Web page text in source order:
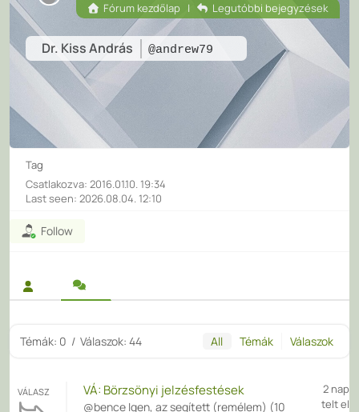
Dr. Kiss András @andrew79
Fórum kezdőlap| Legutóbbi bejegyzések
Tag
Csatlakozva: 2016.01.10. 19:34
Last seen: 2026.08.04. 12:10
Follow
Témák: 0 / Válaszok: 44 All Témák Válaszok
VÁLASZ VÁ: Börzsönyi jelzésfestések
@bence Igen, az segített (remélem) (10
2 nap
telt el